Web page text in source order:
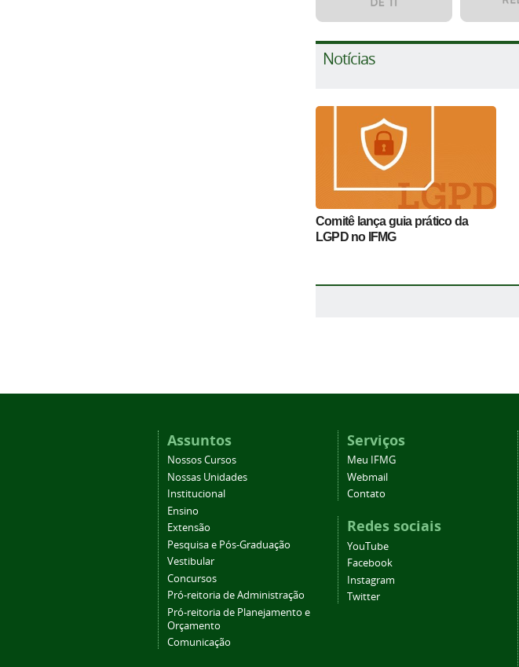
Notícias
Comitê lança guia prático da
LGPD no IFMG
Assuntos
Nossos Cursos
Nossas Unidades
Institucional
Ensino
Extensão
Pesquisa e Pós-Graduação
Vestibular
Concursos
Pró-reitoria de Administração
Pró-reitoria de Planejamento e
Orçamento
Comunicação
Serviços
Meu IFMG
Webmail
Contato
Redes sociais
YouTube
Facebook
Instagram
Twitter